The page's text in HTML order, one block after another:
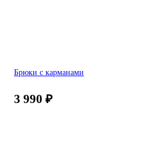
Брюки с карманами
3 990 ₽